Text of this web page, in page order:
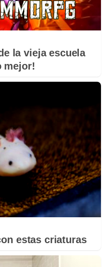
la vieja escuela
mejor!
estas criaturas